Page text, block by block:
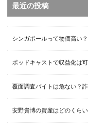
最近の投稿
シンガポールって物価高い
ポッドキャストで収益化は
覆面調査バイトは危ない？
安野貴博の資産はどのくら